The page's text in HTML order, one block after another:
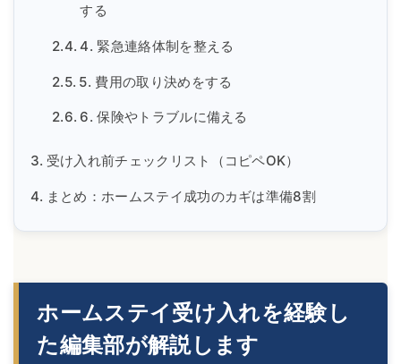
する
4. 緊急連絡体制を整える
5. 費用の取り決めをする
6. 保険やトラブルに備える
受け入れ前チェックリスト（コピペOK）
まとめ：ホームステイ成功のカギは準備8割
ホームステイ受け入れを経験し
た編集部が解説します